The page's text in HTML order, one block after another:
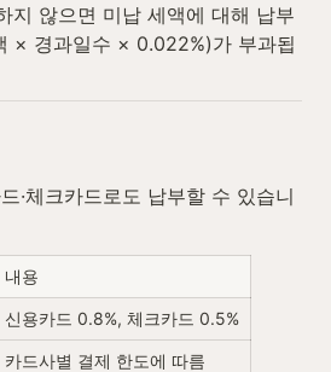
지 않으면 미납 세액에 대해 납부
× 경과일수 × 0.022%)가 부과됩
·체크카드로도 납부할 수 있습니
내용
신용카드 0.8%, 체크카드 0.5%
카드사별 결제 한도에 따름